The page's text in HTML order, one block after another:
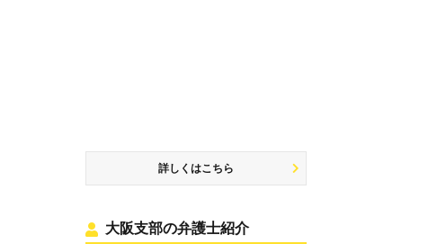
詳しくはこちら
大阪支部の弁護士紹介